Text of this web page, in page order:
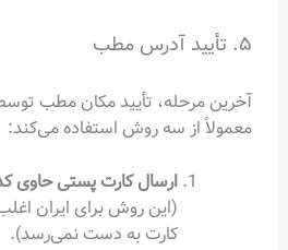
۵. تأیید آدرس مطب
آخرین مرحله، تأیید مکان مطب
معمولاً از سه روش استفاده می‌کند:
ارسال کارت پستی حاوی
(این روش برای ایران
کارت به دست نمی‌رسد).